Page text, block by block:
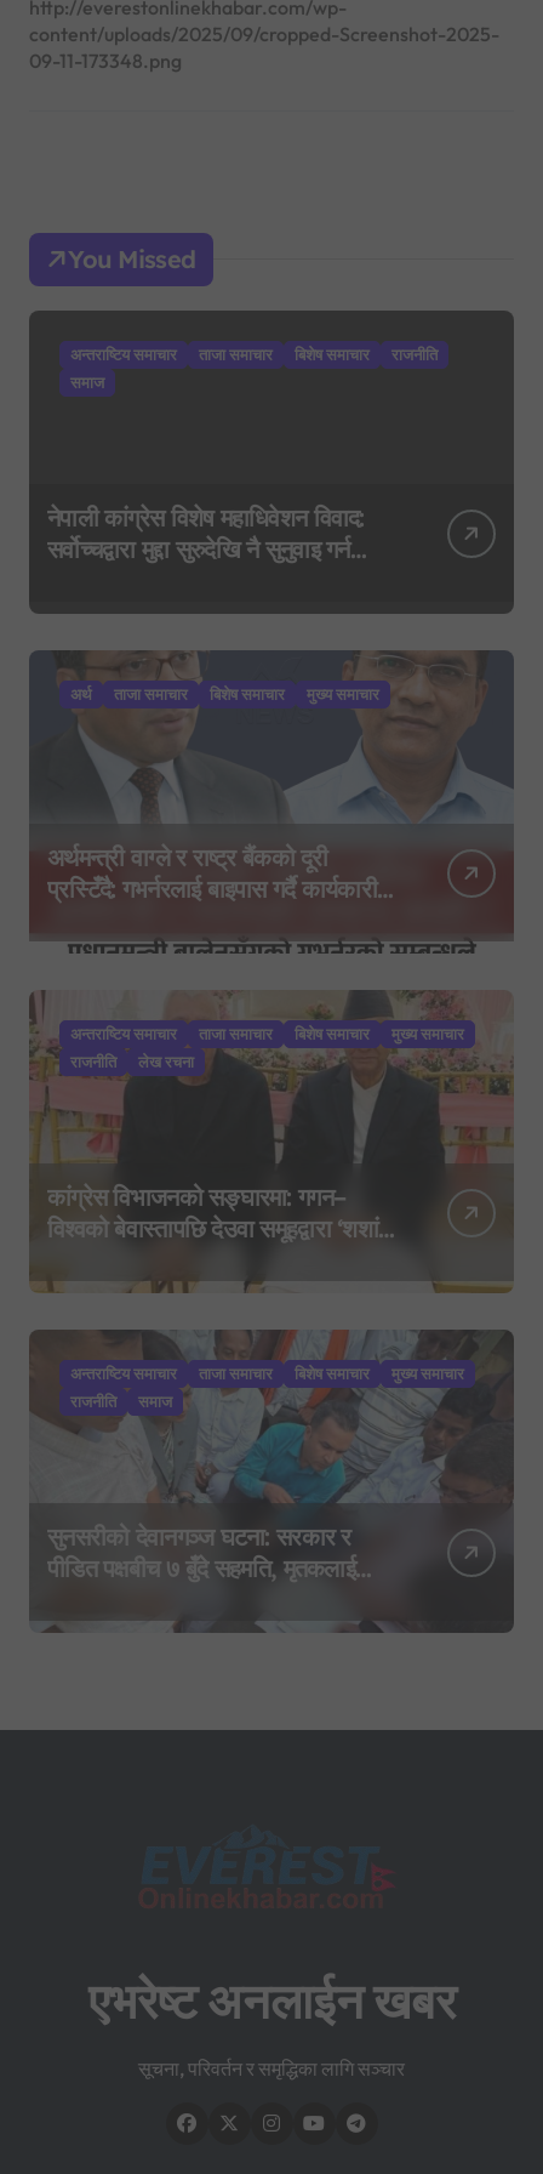
http://everestonlinekhabar.com/wp-
content/uploads/2025/09/cropped-Screenshot-2025-
09-11-173348.png
You Missed
अन्तराष्टिय समाचार ताजा समाचार बिशेष समाचार
राजनीति
समाज
नेपाली कांग्रेस विशेष महाधिवेशन विवाद:
सर्वोच्चद्वारा मुद्दा सुरुदेखि नै सुनुवाइ गर्न
अर्थ ताजा समाचार बिशेष समाचार मुख्य समाचार
अर्थमन्त्री वाग्ले र राष्ट्र बैंकको दूरी
प्रस्टिँदै: गभर्नरलाई बाइपास गर्दै कार्यकारी
अन्तराष्टिय समाचार ताजा समाचार बिशेष समाचार
मुख्य समाचार
राजनीति
लेख रचना
कांग्रेस विभाजनको सङ्घारमा: गगन–
विश्वको बेवास्तापछि देउवा समूहद्वारा ‘शशांक
यात्राको घोषणा तयारी!
अन्तराष्टिय समाचार ताजा समाचार बिशेष समाचार
मुख्य समाचार
राजनीति
समाज
सुनसरीको देवानगञ्ज घटना: सरकार र
पीडित पक्षबीच ७ बुँदे सहमति, मृतकलाई
एभरेष्ट अनलाईन खबर
सूचना, परिवर्तन र समृद्धिका लागि सञ्चार